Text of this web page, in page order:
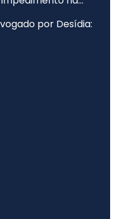
por Desídia: